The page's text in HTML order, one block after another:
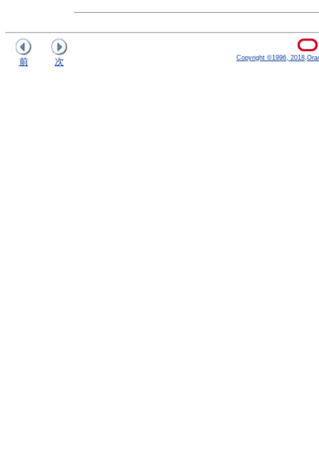
前 次 Copyright ©1996,